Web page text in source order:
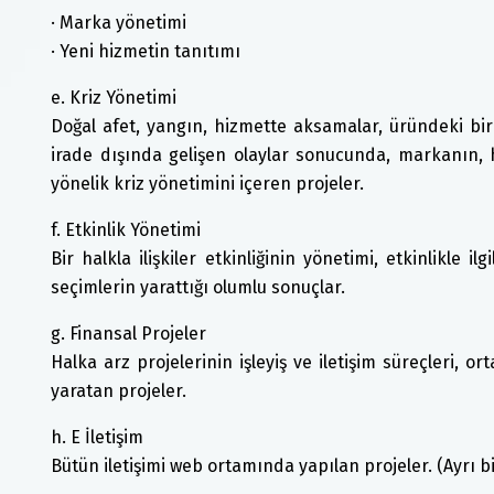
· Marka yönetimi
· Yeni hizmetin tanıtımı
e. Kriz Yönetimi
Doğal afet, yangın, hizmette aksamalar, üründeki
irade dışında gelişen olaylar sonucunda,
yönelik kriz yönetimini içeren projeler.
f. Etkinlik Yönetimi
Bir halkla ilişkiler etkinliğinin yönetimi, etkinlikle
seçimlerin yarattığı olumlu sonuçlar.
g. Finansal Projeler
Halka arz projelerinin işleyiş ve iletişim süreçleri,
yaratan projeler.
h. E İletişim
Bütün iletişimi web ortamında yapılan projeler.